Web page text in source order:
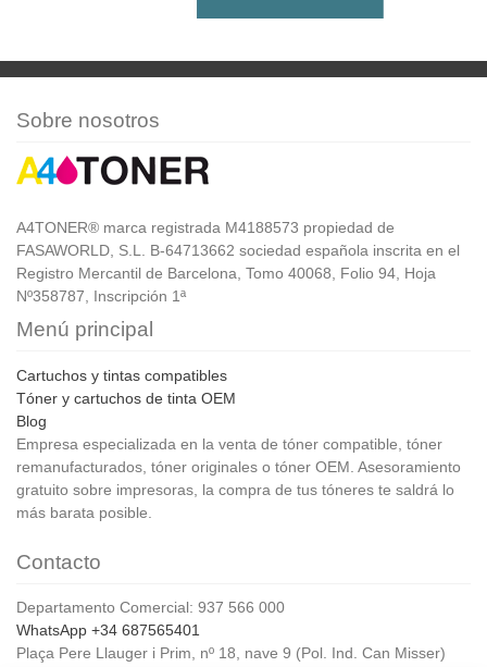
Sobre nosotros
A4TONER® marca registrada M4188573 propiedad de
FASAWORLD, S.L. B-64713662 sociedad española inscrita en el
Registro Mercantil de Barcelona, Tomo 40068, Folio 94, Hoja
Nº358787, Inscripción 1ª
Menú principal
Cartuchos y tintas compatibles
Tóner y cartuchos de tinta OEM
Blog
Empresa especializada en la venta de tóner compatible, tóner
remanufacturados, tóner originales o tóner OEM. Asesoramiento
gratuito sobre impresoras, la compra de tus tóneres te saldrá lo
más barata posible.
Contacto
Departamento Comercial: 937 566 000
WhatsApp +34 687565401
Plaça Pere Llauger i Prim, nº 18, nave 9 (Pol. Ind. Can Misser)